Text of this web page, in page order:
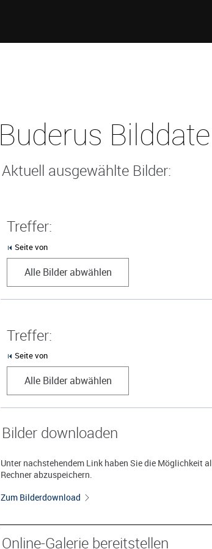
Buderus
Aktuell ausgewählte Bilder:
Treffer:
Seite von
Alle Bilder abwählen
Treffer:
Seite von
Alle Bilder abwählen
Bilder downloaden
Unter nachstehendem Link haben Sie die Möglichkeit
Rechner abzuspeichern.
Zum Bilderdownload
Online-Galerie bereitstellen